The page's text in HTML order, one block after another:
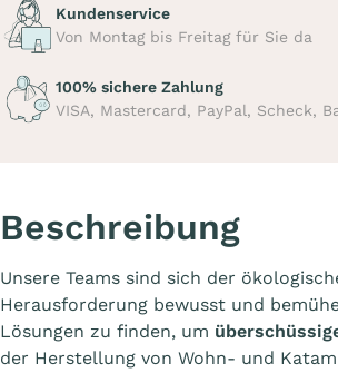
Kundenservice
Von Montag bis Freitag für Sie da
100% sichere Zahlung
VISA, Mastercard, PayPal, Scheck,
Beschreibung
Unsere Teams sind sich der
Herausforderung bewusst und
Lösungen zu finden, um
der Herstellung von Wohn- und